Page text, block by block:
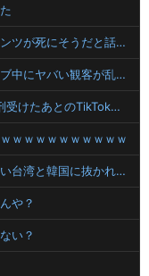
【悲報】ベイブレード、転売のせいでコンテンツが死にそうだと話題に
【放送事故】ゴールデンボンバーさん、ライブ中にヤバい観客が乱入する放送事故www
【動画】ジャンポケ斉藤さん、懲役7年の求刑受けたあとのTikTokライブ配信がヤバすぎると話題にwwwwwwwwwwwwwwwwwwww
ｗｗｗｗｗｗｗｗｗｗ
【悲報】日本の輸出額、円安なのに人口少ない台湾と韓国に抜かれてしまうｗｗｗｗｗ
や？
い？